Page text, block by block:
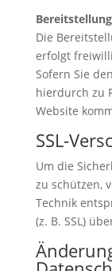
Die
erfolgt
Sofern Sie
hierdurch zu
Website
SSL-
Um die
zu schützen,
Technik
(z. B. SSL)